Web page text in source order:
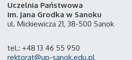
Uczelnia Państwowa
im. Jana Grodka w Sanoku
ul. Mickiewicza 21, 38-500 Sanok
tel.: +48 13 46 55 950
rektorat@up-sanok.edu.pl